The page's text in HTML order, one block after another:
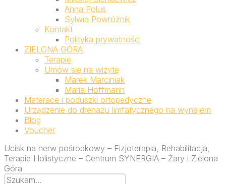
Anna Polus
Sylwia Powróżnik
Kontakt
Polityka prywatności
ZIELONA GÓRA
Terapie
Umów się na wizytę
Marek Marciniak
Maria Hoffmann
Materace i poduszki ortopedyczne
Urządzenie do drenażu limfatycznego na wynajem
Blog
Voucher
Ucisk na nerw pośrodkowy – Fizjoterapia, Rehabilitacja,
Terapie Holistyczne – Centrum SYNERGIA – Żary i Zielona
Góra